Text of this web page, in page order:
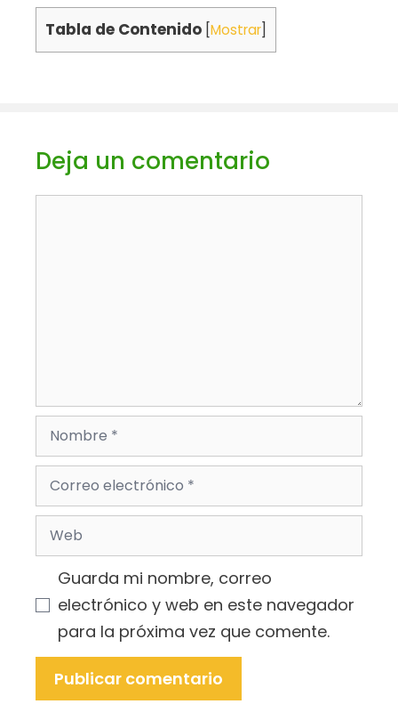
Tabla de Contenido Mostrar
Deja un comentario
Nombre
Correo
electrónico
Web
Guarda mi nombre, correo
electrónico y web en este navegador
para la próxima vez que comente.